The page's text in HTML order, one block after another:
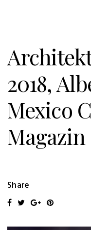
2018,
Mexico
Magazin
Share